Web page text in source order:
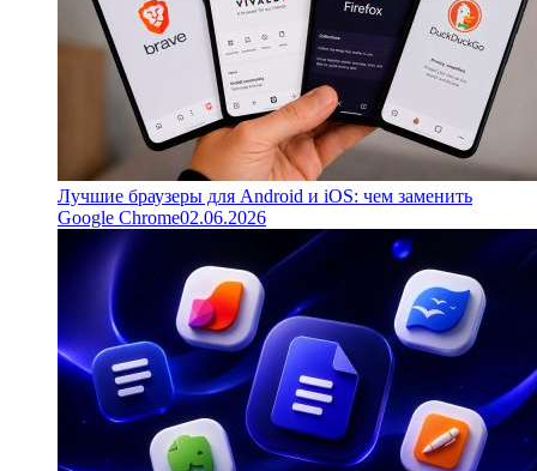
Лучшие браузеры для Android и iOS: чем заменить
Google Chrome02.06.2026